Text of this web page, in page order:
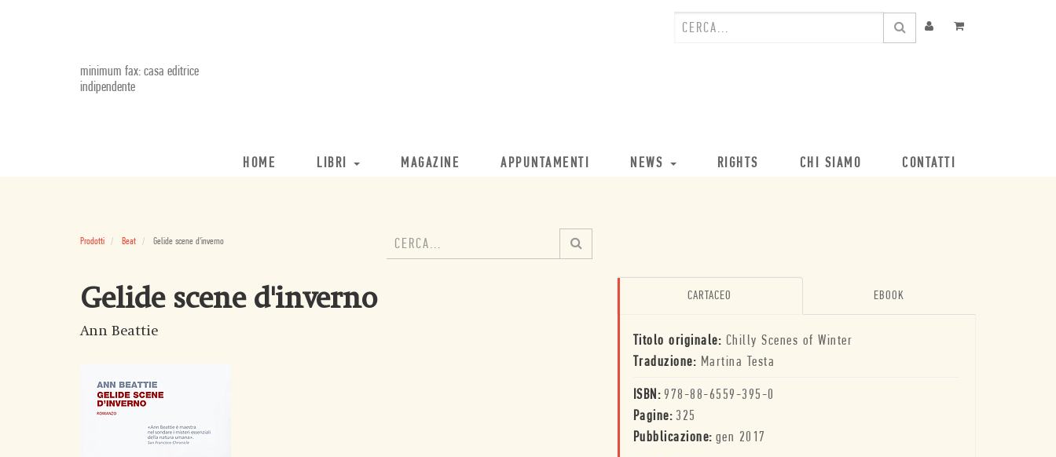
minimum fax: casa editrice
indipendente
HOME LIBRI MAGAZINE APPUNTAMENTI NEWS RIGHTS CHI SIAMO CONTATTI
Prodotti Beat Gelide scene d'inverno
Gelide scene d'inverno
Ann Beattie
CARTACEO EBOOK
Titolo originale: Chilly Scenes of Winter
Traduzione: Martina Testa
ISBN: 978-88-6559-395-0
Pagine: 325
Pubblicazione: gen 2017